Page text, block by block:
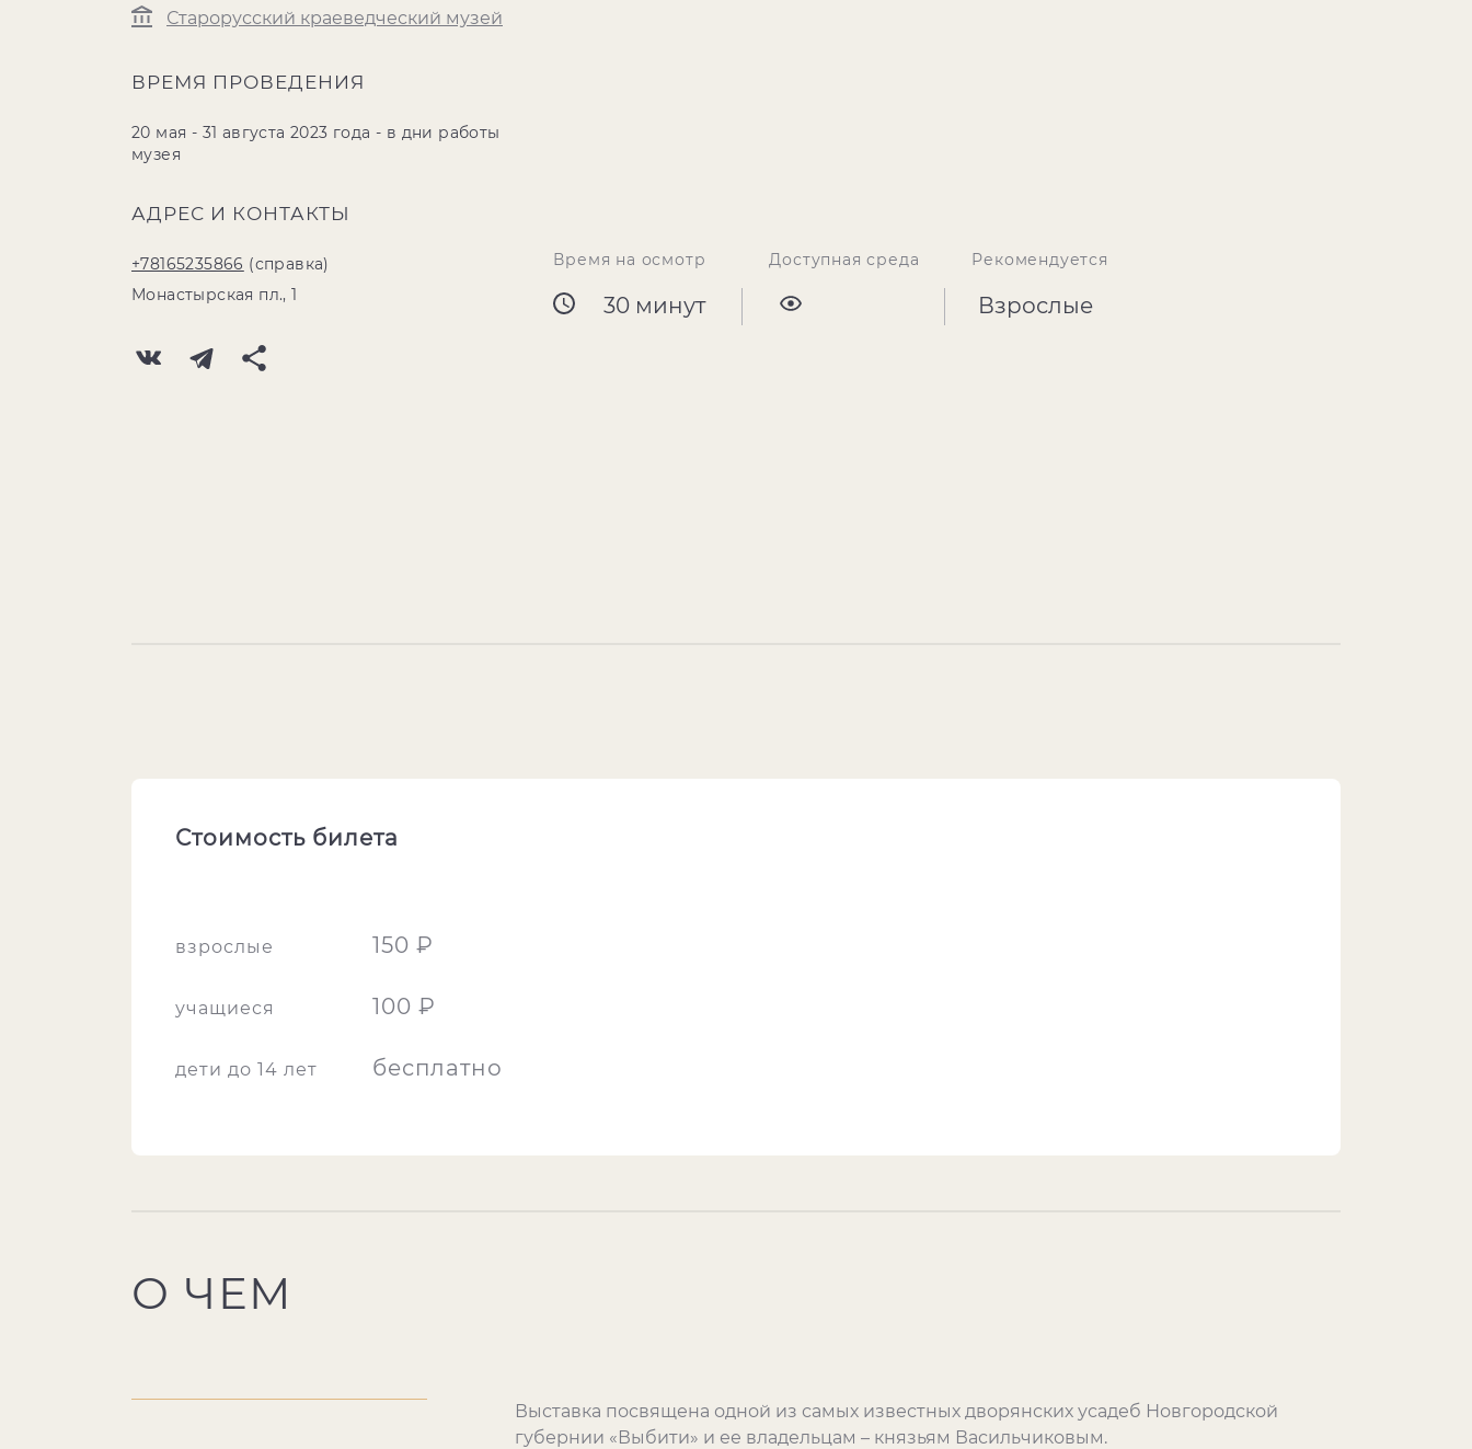
Старорусский краеведческий музей
ВРЕМЯ ПРОВЕДЕНИЯ
20 мая - 31 августа 2023 года - в дни работы
музея
АДРЕС И КОНТАКТЫ
+78165235866 (справка)
Монастырская пл., 1
Время на осмотр
30 минут
Доступная среда Рекомендуется
Взрослые
Стоимость билета
взрослые 150 ₽
учащиеся 100 ₽
дети до 14 лет бесплатно
О ЧЕМ
Выставка посвящена одной из самых известных дворянских усадеб Новгородской
губернии «Выбити» и ее владельцам – князьям Васильчиковым.